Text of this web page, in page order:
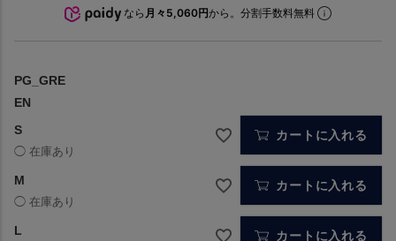
なら 月々5,060円から。分割手数料無料
PG_GRE
EN
S
カートに入れる
M カートに入れる
L カートに入れる